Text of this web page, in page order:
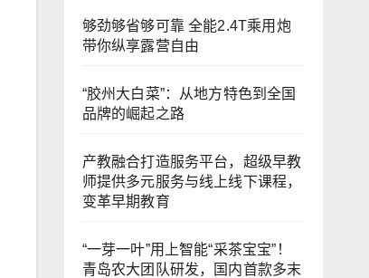
够劲够省够可靠 全能2.4T乘用炮
带你纵享露营自由
“胶州大白菜”：从地方特色到全国
品牌的崛起之路
产教融合打造服务平台，超级早教
师提供多元服务与线上线下课程，
变革早期教育
“一芽一叶”用上智能“采茶宝宝”！
青岛农大团队研发，国内首款多末